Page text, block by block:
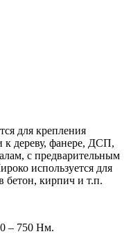
для крепления
к дереву, фанере, ДСП,
с предварительным
используется для
бетон, кирпич и т.п.
– 750 Нм.